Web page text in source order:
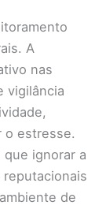
A
nas
vigilância
o estresse.
ignorar a
de